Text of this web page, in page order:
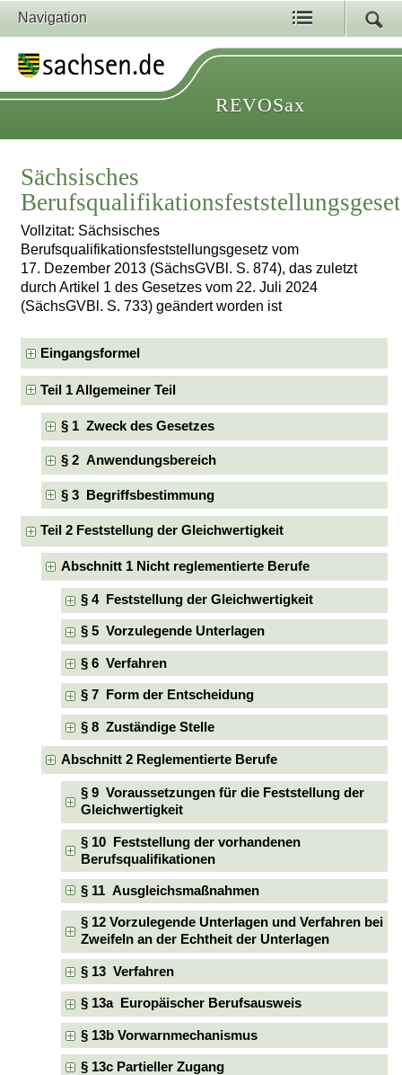
Navigation
REVOSax
Sächsisches
Vollzitat: Sächsisches
Berufsqualifikationsfeststellungsgesetz vom
17. Dezember 2013 (SächsGVBl. S. 874), das zuletzt
durch Artikel 1 des Gesetzes vom 22. Juli 2024
(SächsGVBl. S. 733) geändert worden ist
Eingangsformel
Teil 1 Allgemeiner Teil
§ 1 Zweck des Gesetzes
§ 2 Anwendungsbereich
§ 3 Begriffsbestimmung
Teil 2 Feststellung der Gleichwertigkeit
Abschnitt 1 Nicht reglementierte Berufe
§ 4 Feststellung der Gleichwertigkeit
§ 5 Vorzulegende Unterlagen
§ 6 Verfahren
§ 7 Form der Entscheidung
§ 8 Zuständige Stelle
Abschnitt 2 Reglementierte Berufe
§ 9 Voraussetzungen für die Feststellung der
Gleichwertigkeit
§ 10 Feststellung der vorhandenen
Berufsqualifikationen
§ 11 Ausgleichsmaßnahmen
§ 12 Vorzulegende Unterlagen und Verfahren bei
Zweifeln an der Echtheit der Unterlagen
§ 13 Verfahren
§ 13a Europäischer Berufsausweis
§ 13b Vorwarnmechanismus
§ 13c Partieller Zugang